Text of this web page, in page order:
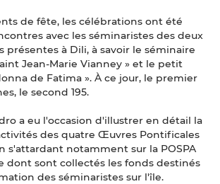
de fête, les célébrations ont été
avec les séminaristes des deux
présentes à Dili, à savoir le séminaire
Jean-Marie Vianney » et le petit
de Fatima ». À ce jour, le premier
le second 195.
a eu l'occasion d'illustrer en détail la
des quatre Œuvres Pontificales
s'attardant notamment sur la POSPA
dont sont collectés les fonds destinés
des séminaristes sur l'île.